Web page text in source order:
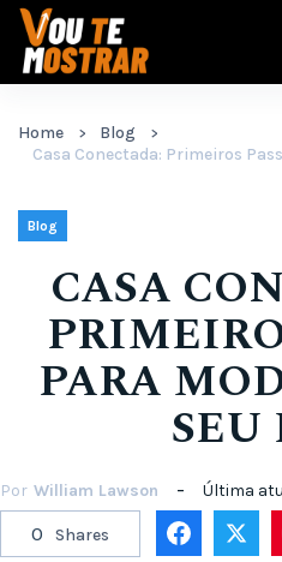
Pular
para
Home
Blog
Blog
CASA
PARA
SEU
Por William Lawson Última
0 Shares